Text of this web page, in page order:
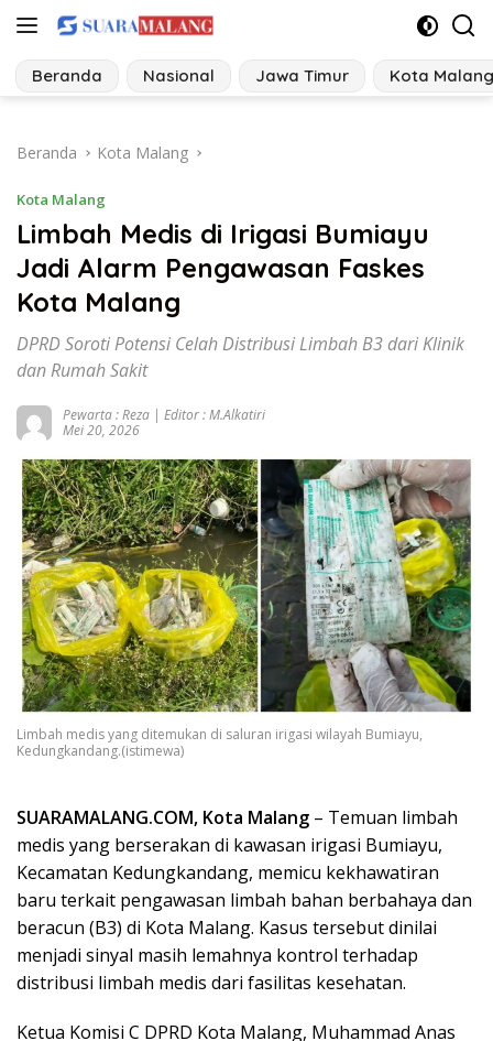
Langsung
konten
Beranda Nasional Jawa Timur Kota Malang
Beranda Kota Malang
Kota Malang
Limbah Medis di Irigasi Bumiayu
Jadi Alarm Pengawasan Faskes
Kota Malang
DPRD Soroti Potensi Celah Distribusi Limbah B3 dari Klinik
dan Rumah Sakit
Pewarta : Reza | Editor : M.Alkatiri
Mei 20, 2026
Limbah medis yang ditemukan di saluran irigasi wilayah Bumiayu,
Kedungkandang.(istimewa)
SUARAMALANG.COM, Kota Malang – Temuan limbah
medis yang berserakan di kawasan irigasi Bumiayu,
Kecamatan Kedungkandang, memicu kekhawatiran
baru terkait pengawasan limbah bahan berbahaya dan
beracun (B3) di Kota Malang. Kasus tersebut dinilai
menjadi sinyal masih lemahnya kontrol terhadap
distribusi limbah medis dari fasilitas kesehatan.
Ketua Komisi C DPRD Kota Malang, Muhammad Anas